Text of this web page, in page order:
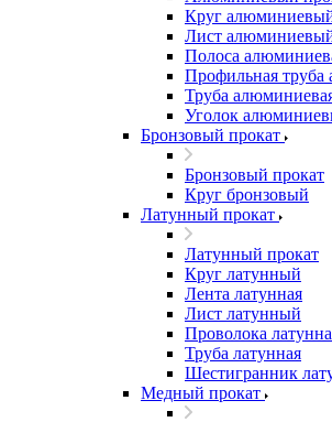
Круг
Лист
Полоса
Профильная труба
Труба
Уголок
Бронзовый прокат
Бронзовый прокат
Круг бронзовый
Латунный прокат
Латунный прокат
Круг латунный
Лента латунная
Лист латунный
Проволока
Труба латунная
Шестигранник
Медный прокат